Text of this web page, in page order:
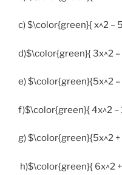
c) $\color{green}{ x^2 –
d)$\color{green}{ 3x^2
e) $\color{green}{5x^2
f)$\color{green}{ 4x^2 –
g) $\color{green}{5x^2 +
h)$\color{green}{ 6x^2